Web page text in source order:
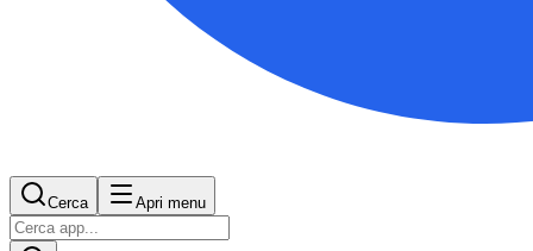
Cerca Apri menu